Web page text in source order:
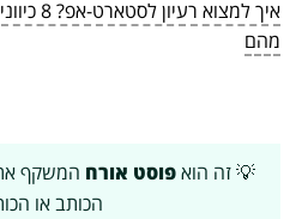
איך
מהם
💡 זה הואפוסט אורח המשקף את
הכותב או